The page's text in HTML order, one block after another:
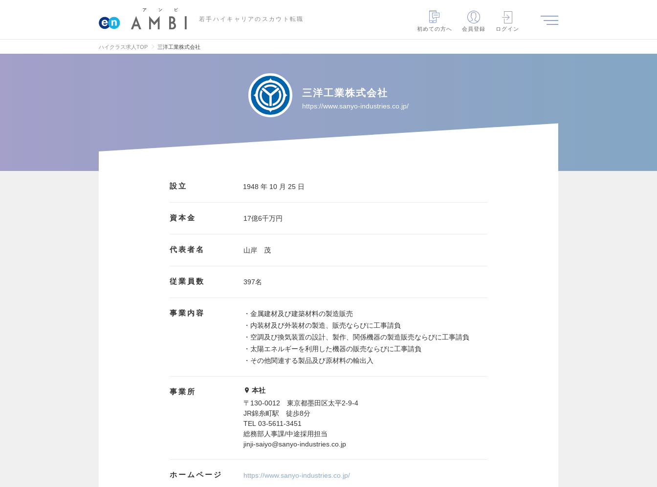
若手ハイキャリアのスカウト転職
初めての方へ
会員登録 ログイン
ハイクラス求人TOP 三洋工業株式会社
三洋工業株式会社
https://www.sanyo-industries.co.jp/
設立 1948 年 10 月 25 日
資本金 17億6千万円
代表者名 山岸 茂
従業員数 397名
事業内容
・金属建材及び建築材料の製造販売
・内装材及び外装材の製造、販売ならびに工事請負
・空調及び換気装置の設計、製作、関係機器の製造販売ならびに工事請負
・太陽エネルギーを利用した機器の販売ならびに工事請負
・その他関連する製品及び原材料の輸出入
事業所
本社
〒130-0012 東京都墨田区太平2-9-4
JR錦糸町駅 徒歩8分
TEL 03-5611-3451
総務部人事課/中途採用担当
jinji-saiyo@sanyo-industries.co.jp
ホームページ https://www.sanyo-industries.co.jp/